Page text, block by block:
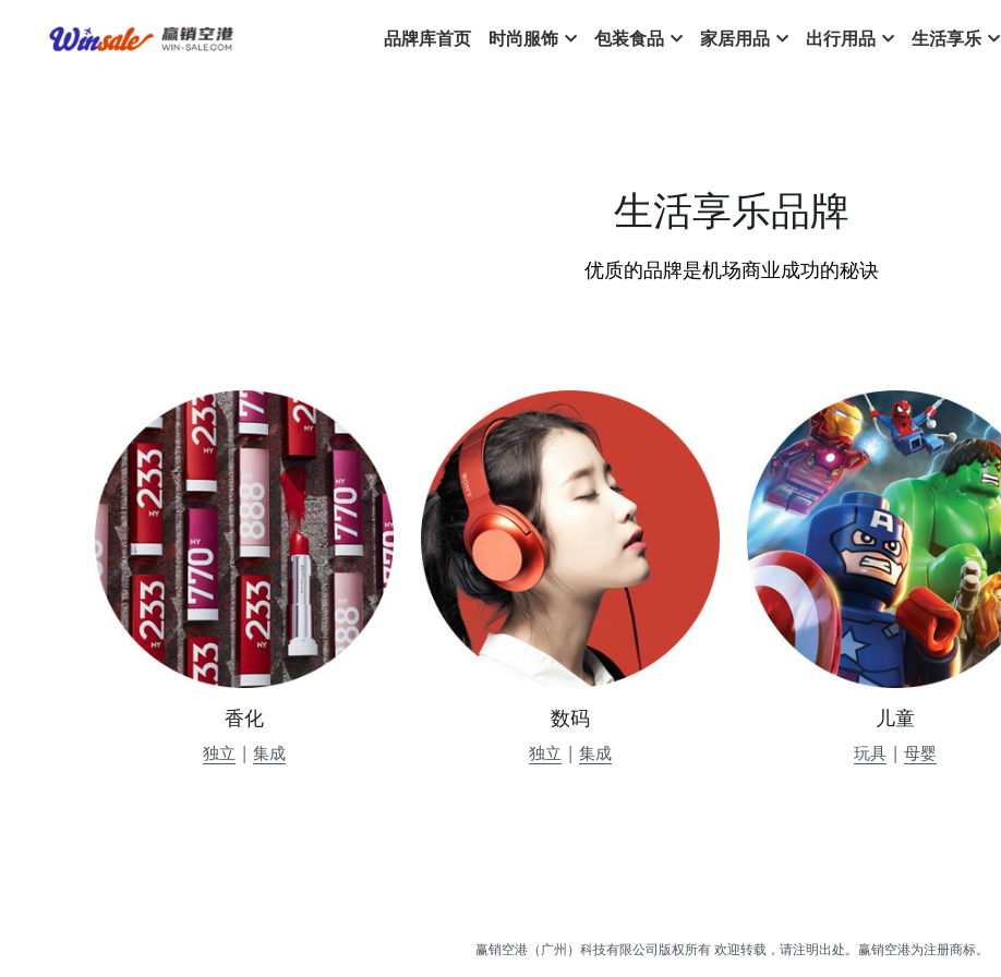
品牌库首页 时尚服饰 包装食品 家居用品 出行用品 生活享乐
生活享乐品牌
优质的品牌是机场商业成功的秘诀
香化
独立 | 集成
数码
独立 | 集成
儿童
玩具 | 母婴
赢销空港（广州）科技有限公司版权所有 欢迎转载，请注明出处。赢销空港为注册商标。